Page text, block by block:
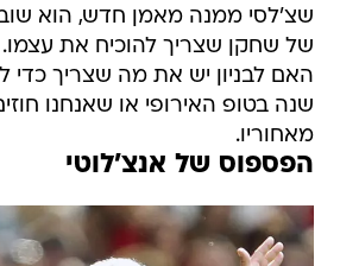
שצ'לסי ממנה מאמן חדש, הוא
של שחקן שצריך להוכיח את
האם לבניון יש את מה שצריך כדי
שנה בטופ האירופי או שאנחנו
מאחוריו.
הפספוס של אנצ'לוטי